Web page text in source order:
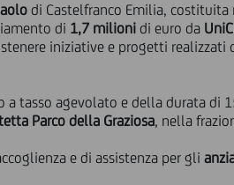
di Castelfranco Emilia, costituita
di 1,7 milioni di euro da
iniziative e progetti
tasso agevolato e della durata di
Parco della Graziosa, nella
e di assistenza per gli